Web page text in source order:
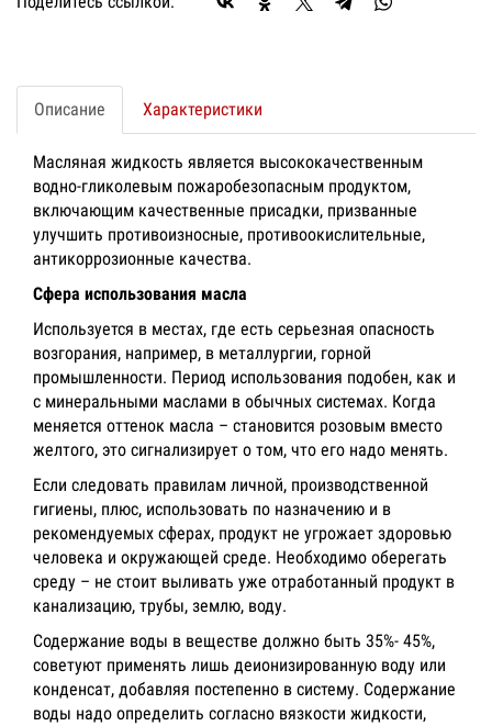
Описание Характеристики
Масляная жидкость является высококачественным
водно-гликолевым пожаробезопасным продуктом,
включающим качественные присадки, призванные
улучшить противоизносные, противоокислительные,
антикоррозионные качества.
Сфера использования масла
Используется в местах, где есть серьезная опасность
возгорания, например, в металлургии, горной
промышленности. Период использования подобен, как и
с минеральными маслами в обычных системах. Когда
меняется оттенок масла – становится розовым вместо
желтого, это сигнализирует о том, что его надо менять.
Если следовать правилам личной, производственной
гигиены, плюс, использовать по назначению и в
рекомендуемых сферах, продукт не угрожает здоровью
человека и окружающей среде. Необходимо оберегать
среду – не стоит выливать уже отработанный продукт в
канализацию, трубы, землю, воду.
Содержание воды в веществе должно быть 35%- 45%,
советуют применять лишь деионизированную воду или
конденсат, добавляя постепенно в систему. Содержание
воды надо определить согласно вязкости жидкости,